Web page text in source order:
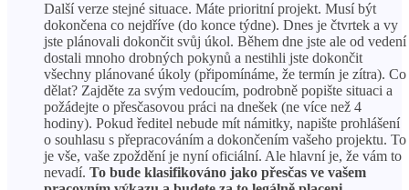
Další verze stejné situace. Máte prioritní projekt. Musí být
dokončena co nejdříve (do konce týdne). Dnes je čtvrtek a vy
jste plánovali dokončit svůj úkol. Během dne jste ale od vedení
dostali mnoho drobných pokynů a nestihli jste dokončit
všechny plánované úkoly (připomínáme, že termín je zítra). Co
dělat? Zajděte za svým vedoucím, podrobně popište situaci a
požádejte o přesčasovou práci na dnešek (ne více než 4
hodiny). Pokud ředitel nebude mít námitky, napište prohlášení
o souhlasu s přepracováním a dokončením vašeho projektu. To
je vše, vaše zpoždění je nyní oficiální. Ale hlavní je, že vám to
nevadí. To bude klasifikováno jako přesčas ve vašem